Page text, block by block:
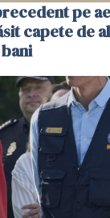
pe
capete de